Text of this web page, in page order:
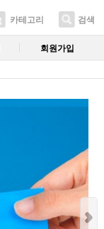
카테고리 검색
회원가입